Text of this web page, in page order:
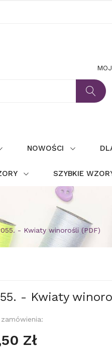
NOWOŚCI
SZYBKIE
- Kwiaty winorośli (PDF)
- Kwiaty
Zł